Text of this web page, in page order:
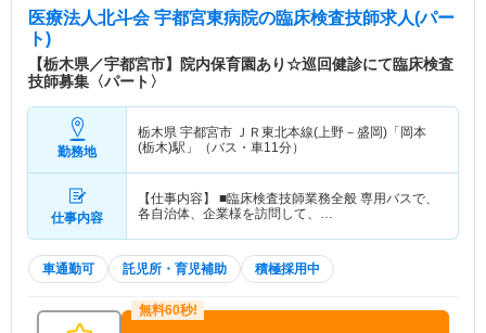
医療法人北斗会 宇都宮東病院の臨床検査技師求人(パー
ト)
【栃木県／宇都宮市】院内保育園あり☆巡回健診にて臨床検査
技師募集〈パート〉
勤務地
栃木県 宇都宮市 ＪＲ東北本線(上野－盛岡)「岡本
(栃木)駅」（バス・車11分）
仕事内容
【仕事内容】 ■臨床検査技師業務全般 専用バスで、
各自治体、企業様を訪問して、…
車通勤可 託児所・育児補助 積極採用中